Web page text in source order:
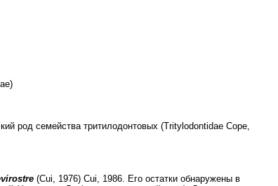
род семейства тритилодонтовых (Tritylodontidae Соре,
(Cui, 1976) Cui, 1986. Его остатки обнаружены в